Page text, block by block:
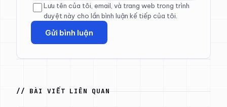
Lưu tên của tôi, email, và trang web trong trình
duyệt này cho lần bình luận kế tiếp của tôi.
// BÀI VIẾT LIÊN QUAN